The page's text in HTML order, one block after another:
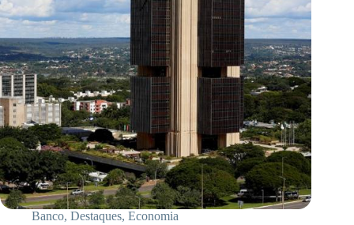
Banco, Destaques, Economia